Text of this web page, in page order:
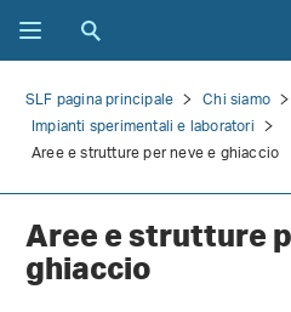
SLF pagina principale
Chi siamo
Impianti sperimentali e laboratori
Aree e strutture per neve e ghiaccio
Aree e strutture
ghiaccio